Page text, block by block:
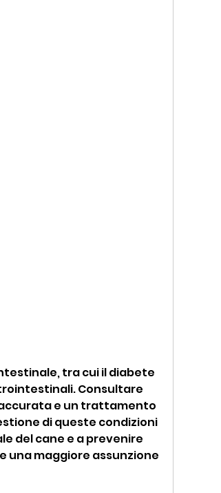
Consultare
e un trattamento
di queste condizioni
del cane e a prevenire
una maggiore assunzione